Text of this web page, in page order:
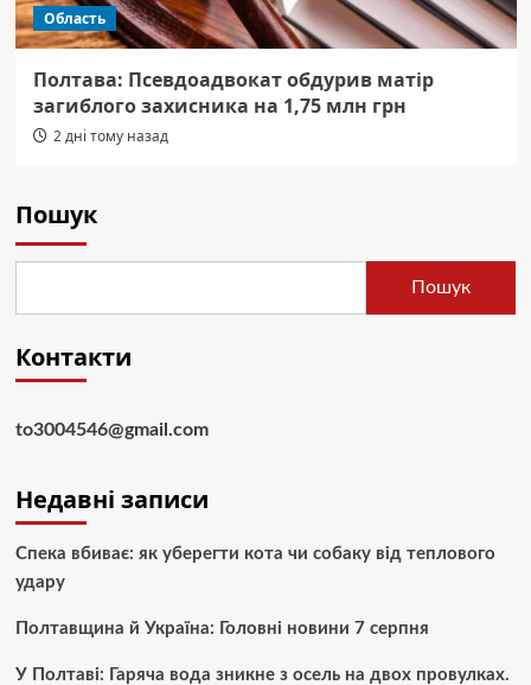
Область
Полтава: Псевдоадвокат обдурив матір
загиблого захисника на 1,75 млн грн
2 дні тому назад
Пошук
Пошук
Контакти
to3004546@gmail.com
Недавні записи
Спека вбиває: як уберегти кота чи собаку від теплового
удару
Полтавщина й Україна: Головні новини 7 серпня
У Полтаві: Гаряча вода зникне з осель на двох провулках.